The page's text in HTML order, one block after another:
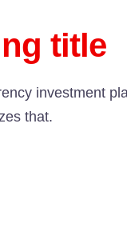
title
investment
that.